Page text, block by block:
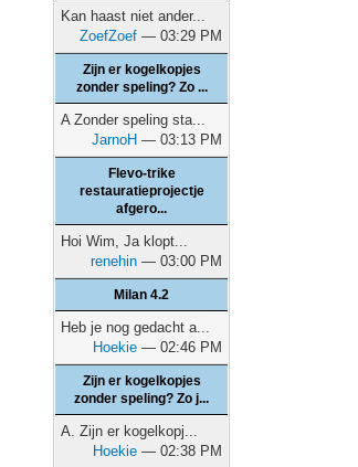
Kan haast niet ander...
ZoefZoef — 03:29 PM
Zijn er kogelkopjes
zonder speling? Zo ...
A Zonder speling sta...
JarnoH — 03:13 PM
Flevo-trike
restauratieprojectje
afgero...
Hoi Wim, Ja klopt...
renehin — 03:00 PM
Milan 4.2
Heb je nog gedacht a...
Hoekie — 02:46 PM
Zijn er kogelkopjes
zonder speling? Zo j...
A. Zijn er kogelkopj...
Hoekie — 02:38 PM